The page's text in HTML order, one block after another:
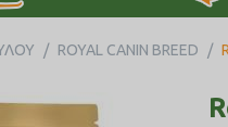
/ ROYAL CANIN BREED /